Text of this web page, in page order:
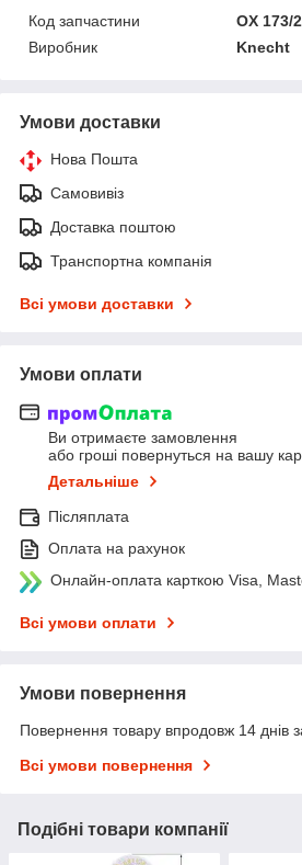
Код запчастини
OX 173/
Виробник
Knecht
Умови доставки
Нова Пошта
Самовивіз
Доставка поштою
Транспортна компанія
Всі умови доставки
Умови оплати
Ви отримаєте замовлення
або гроші повернуться на вашу
Детальніше
Післяплата
Оплата на рахунок
Онлайн-оплата карткою Visa,
Всі умови оплати
Умови повернення
Повернення товару впродовж 14 днів
Всі умови повернення
Подібні товари компанії